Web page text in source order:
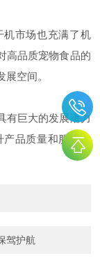
市场也充满了机
高品质宠物食品的
空间。
巨大的发展潜力
产品质量和服务水
驾护航